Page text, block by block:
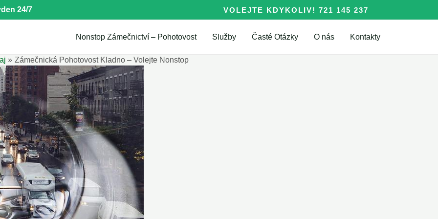
24/7 VOLEJTE KDYKOLIV! 721 145 237
Nonstop Zámečnictví – Pohotovost Služby Časté Otázky O nás Kontakty
Zámečnická Pohotovost Kladno – Volejte Nonstop